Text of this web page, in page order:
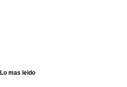
Lo mas leido